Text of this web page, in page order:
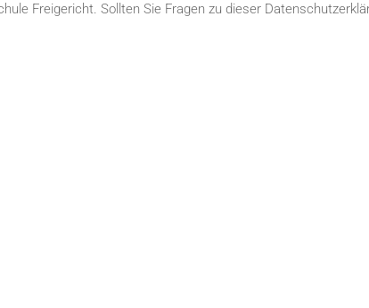
Freigericht. Sollten Sie Fragen zu dieser